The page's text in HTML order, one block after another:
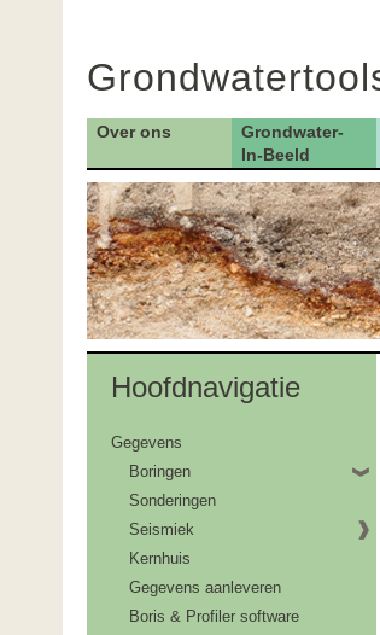
Hoofdnavigatie
Over ons
Grondwater-
In-Beeld
Hoofdnavigatie
Gegevens
Boringen
Sonderingen
Seismiek
Kernhuis
Gegevens aanleveren
Boris & Profiler software